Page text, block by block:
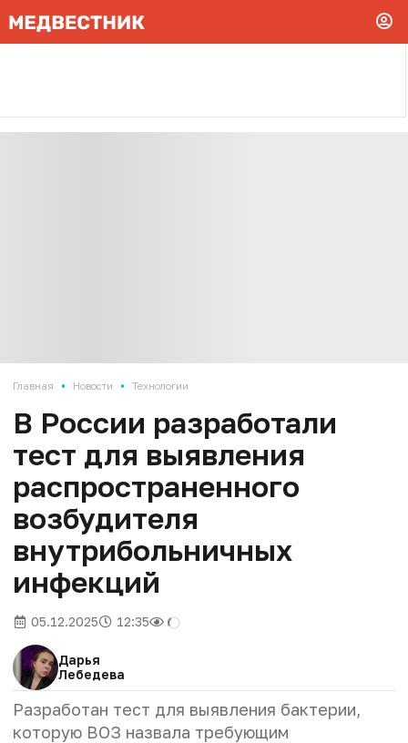
Главная • Новости • Технологии
В России разработали
тест для выявления
распространенного
возбудителя
внутрибольничных
инфекций
05.12.2025 12:35
Дарья
Лебедева
Разработан тест для выявления бактерии,
которую ВОЗ назвала требующим